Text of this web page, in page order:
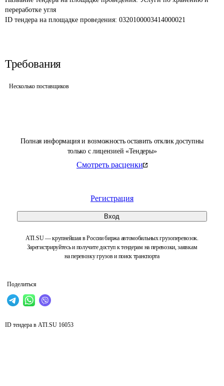
Полная информация и возможность оставить отклик доступны
только с лицензией «Тендеры»
Смотреть расценки
Регистрация
Вход
ATI.SU — крупнейшая в России биржа автомобильных грузоперевозок.
Зарегистрируйтесь и получите доступ к тендерам на перевозки, заявкам
на перевозку грузов и поиск транспорта
Поделиться
переработке угля
ID тендера на площадке проведения: 0320100003414000021
Требования
Несколько поставщиков
ID тендера в ATI.SU 16053